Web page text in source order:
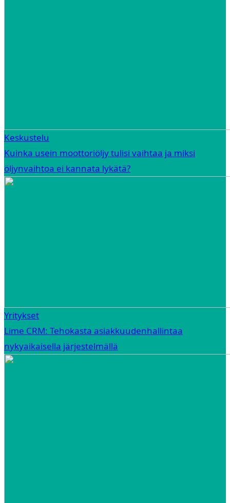
Keskustelu
Kuinka usein moottoriöljy tulisi vaihtaa ja miksi
öljynvaihtoa ei kannata lykätä?
Yritykset
Lime CRM: Tehokasta asiakkuudenhallintaa
nykyaikaisella järjestelmällä